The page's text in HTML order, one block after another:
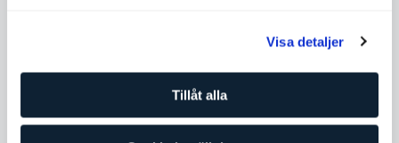
Visa detaljer
Tillåt alla